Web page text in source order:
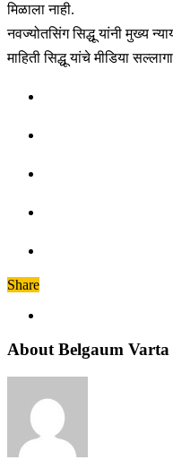
मिळाला नाही.
नवज्योतसिंग सिद्धू यांनी मुख्य
माहिती सिद्धू यांचे मीडिया
Share
About Belgaum Varta